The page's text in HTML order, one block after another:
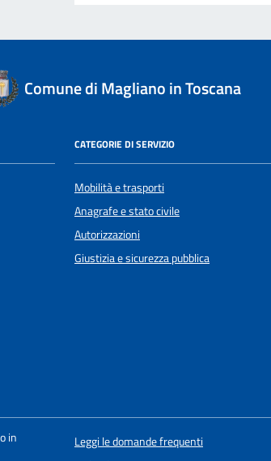
Comune di Magliano in Toscana
CATEGORIE DI SERVIZIO
Mobilità e trasporti
Anagrafe e stato civile
Autorizzazioni
Giustizia e sicurezza pubblica
in
Leggi le domande frequenti